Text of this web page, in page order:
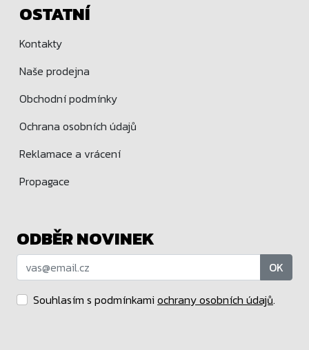
OSTATNÍ
Kontakty
Naše prodejna
Obchodní podmínky
Ochrana osobních údajů
Reklamace a vrácení
Propagace
ODBĚR NOVINEK
OK
Souhlasím s podmínkami ochrany osobních údajů.